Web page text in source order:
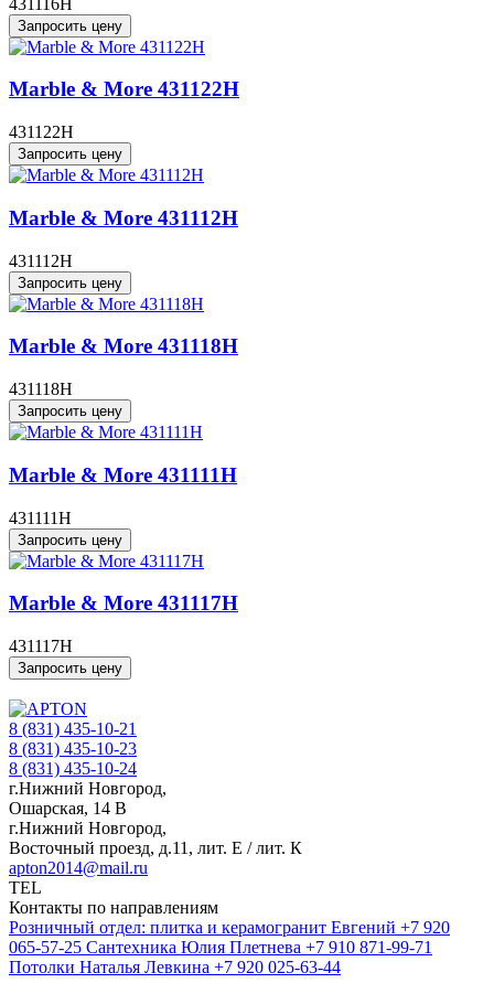
Запросить цену
Marble & More 431122H
431122H
Запросить цену
Marble & More 431112H
431112H
Запросить цену
Marble & More 431118H
431118H
Запросить цену
Marble & More 431111H
431111H
Запросить цену
Marble & More 431117H
431117H
Запросить цену
8 (831) 435-10-21
8 (831) 435-10-23
8 (831) 435-10-24
г.Нижний Новгород,
Ошарская, 14 В
г.Нижний Новгород,
Восточный проезд, д.11, лит. Е / лит. К
apton2014@mail.ru
TEL
Контакты по направлениям
Розничный отдел: плитка и керамогранит Евгений +7 920
065-57-25 Сантехника Юлия Плетнева +7 910 871-99-71
Потолки Наталья Левкина +7 920 025-63-44